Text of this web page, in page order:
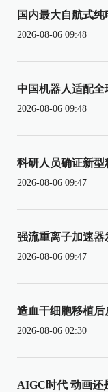
国内最大自航式
2026-08-06 09:48
中国机器人适配
2026-08-06 09:48
科研人员确证新型
2026-08-06 09:47
强流重离子加速器
2026-08-06 09:47
造血干细胞移植
2026-08-06 02:30
AIGC时代 动画还